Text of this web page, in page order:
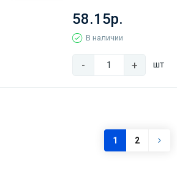
58.15р.
В наличии
- + шт
1 2